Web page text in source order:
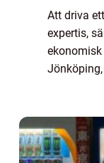
Att driva
expertis,